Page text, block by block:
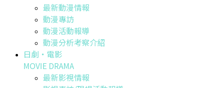
最新動漫情報
動漫專訪
動漫活動報導
動漫分析考察介紹
日劇・電影
MOVIE DRAMA
最新影視情報